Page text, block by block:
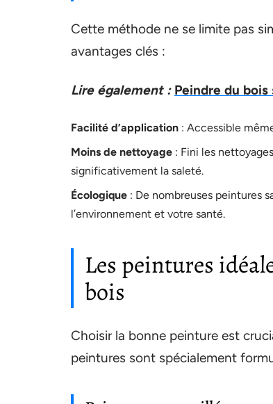
Cette méthode ne se limite pas
avantages clés :
Lire également : Peindre du
Facilité d’application : Accessible
Moins de nettoyage : Fini les
significativement la saleté.
Écologique : De nombreuses peintures
l’environnement et votre santé.
Les peintures
bois
Choisir la bonne peinture est
peintures sont spécialement